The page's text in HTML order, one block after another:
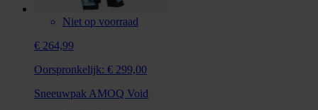
Niet op voorraad
€ 264,99
Oorspronkelijk: € 299,00
Sneeuwpak AMOQ Void